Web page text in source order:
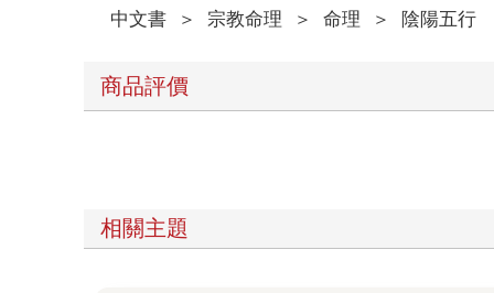
中文書 ＞ 宗教命理 ＞ 命理 ＞ 陰陽五行
商品評價
相關主題